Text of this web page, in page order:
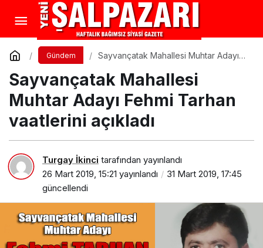
Gündem
Sayvançatak Mahallesi Muhtar Adayı
Sayvançatak Mahallesi
Muhtar Adayı Fehmi Tarhan
vaatlerini açıkladı
Turgay İkinci tarafından yayınlandı
26 Mart 2019, 15:21 yayınlandı
31 Mart 2019, 17:45
güncellendi